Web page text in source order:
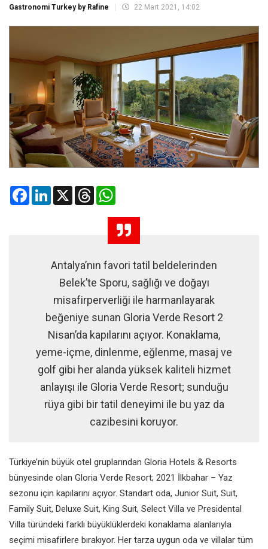
Gastronomi Turkey by Rafine 22 Mart 2021, 14:02
FacebookLinkedIn
X Threads
Antalya’nın favori tatil beldelerinden
Belek’te Sporu, sağlığı ve doğayı
misafirperverliği ile harmanlayarak
beğeniye sunan Gloria Verde Resort 2
Nisan’da kapılarını açıyor. Konaklama,
yeme-içme, dinlenme, eğlenme, masaj ve
golf gibi her alanda yüksek kaliteli hizmet
anlayışı ile Gloria Verde Resort; sunduğu
rüya gibi bir tatil deneyimi ile bu yaz da
cazibesini koruyor.
Türkiye’nin büyük otel gruplarından Gloria Hotels & Resorts
bünyesinde olan Gloria Verde Resort; 2021 İlkbahar – Yaz
sezonu için kapılarını açıyor. Standart oda, Junior Suit, Suit,
Family Suit, Deluxe Suit, King Suit, Select Villa ve Presidental
Villa türündeki farklı büyüklüklerdeki konaklama alanlarıyla
seçimi misafirlere bırakıyor. Her tarza uygun oda ve villalar tüm